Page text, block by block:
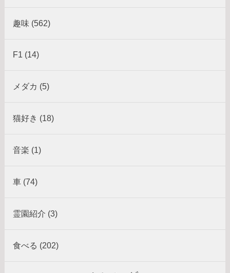
趣味 (562)
F1 (14)
メダカ (5)
猫好き (18)
音楽 (1)
車 (74)
霊園紹介 (3)
食べる (202)